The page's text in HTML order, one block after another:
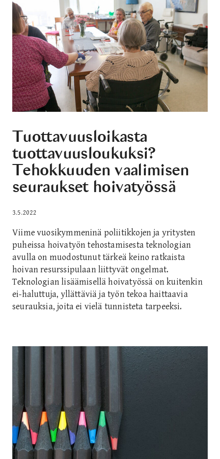
Tuottavuusloikasta
tuottavuusloukuksi?
Tehokkuuden vaalimisen
seuraukset hoivatyössä
3.5.2022
Viime vuosikymmeninä poliitikkojen ja yritysten
puheissa hoivatyön tehostamisesta teknologian
avulla on muodostunut tärkeä keino ratkaista
hoivan resurssipulaan liittyvät ongelmat.
Teknologian lisäämisellä hoivatyössä on kuitenkin
ei-haluttuja, yllättäviä ja työn tekoa haittaavia
seurauksia, joita ei vielä tunnisteta tarpeeksi.